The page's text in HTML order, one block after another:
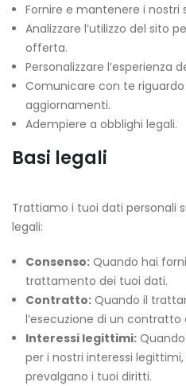
Fornire e mantenere i nostri
Analizzare l’utilizzo del sito
offerta.
Personalizzare l’esperienza
Comunicare con te riguardo
aggiornamenti.
Adempiere a obblighi legali.
Basi legali
Trattiamo i tuoi dati personali
legali:
Consenso: Quando hai
trattamento dei tuoi dati.
Contratto: Quando il
l’esecuzione di un contratto
Interessi legittimi:
per i nostri interessi
prevalgano i tuoi diritti.